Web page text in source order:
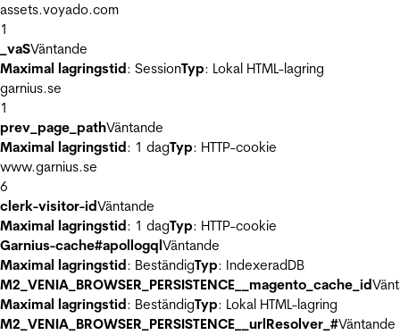
assets.voyado.com
1
_vaSVäntande
Maximal lagringstid: SessionTyp: Lokal HTML-lagring
garnius.se
1
prev_page_pathVäntande
Maximal lagringstid: 1 dagTyp: HTTP-cookie
www.garnius.se
6
clerk-visitor-idVäntande
Maximal lagringstid: 1 dagTyp: HTTP-cookie
Garnius-cache#apollogqlVäntande
Maximal lagringstid: BeständigTyp: IndexeradDB
M2_VENIA_BROWSER_PERSISTENCE__magento_cache_id
Maximal lagringstid: BeständigTyp: Lokal HTML-lagring
M2_VENIA_BROWSER_PERSISTENCE__urlResolver_#Väntande